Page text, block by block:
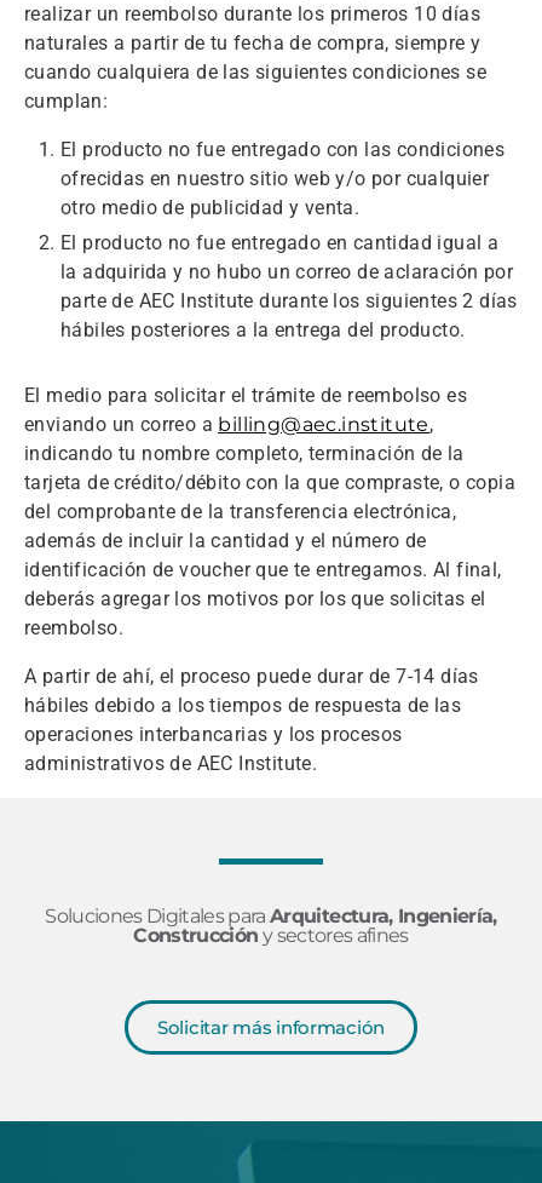
realizar un reembolso durante los primeros 10 días
naturales a partir de tu fecha de compra, siempre y
cuando cualquiera de las siguientes condiciones se
cumplan:
El producto no fue entregado con las condiciones
ofrecidas en nuestro sitio web y/o por cualquier
otro medio de publicidad y venta.
El producto no fue entregado en cantidad igual a
la adquirida y no hubo un correo de aclaración por
parte de AEC Institute durante los siguientes 2 días
hábiles posteriores a la entrega del producto.
El medio para solicitar el trámite de reembolso es
enviando un correo a billing@aec.institute,
indicando tu nombre completo, terminación de la
tarjeta de crédito/débito con la que compraste, o copia
del comprobante de la transferencia electrónica,
además de incluir la cantidad y el número de
identificación de voucher que te entregamos. Al final,
deberás agregar los motivos por los que solicitas el
reembolso.
A partir de ahí, el proceso puede durar de 7-14 días
hábiles debido a los tiempos de respuesta de las
operaciones interbancarias y los procesos
administrativos de AEC Institute.
Soluciones Digitales paraArquitectura, Ingeniería,
Construcción y sectores afines
Solicitar más información